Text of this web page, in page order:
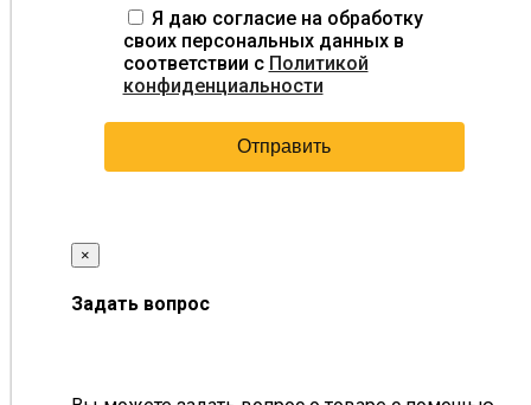
Я даю согласие на обработку
своих персональных данных в
соответствии с Политикой
конфиденциальности
×
Задать вопрос